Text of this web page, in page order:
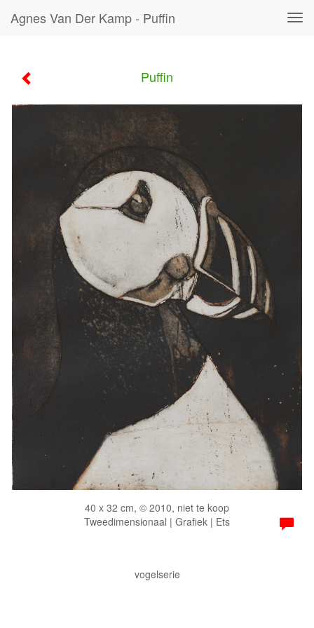
Agnes Van Der Kamp - Puffin
Puffin
40 x 32 cm, © 2010, niet te koop
Tweedimensionaal | Grafiek | Ets
vogelserie